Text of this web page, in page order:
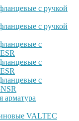
с ручкой
с ручкой
с
с
с
арматура
VALTEC